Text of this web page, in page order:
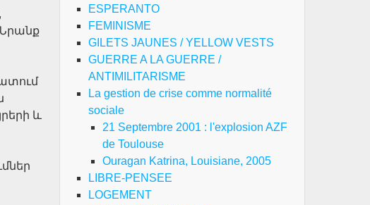
և
ESPERANTO
FEMINISME
GILETS JAUNES / YELLOW VESTS
GUERRE A LA GUERRE /
ANTIMILITARISME
La gestion de crise comme normalité
sociale
21 Septembre 2001 : l'explosion AZF
de Toulouse
Ouragan Katrina, Louisiane, 2005
LIBRE-PENSEE
LOGEMENT